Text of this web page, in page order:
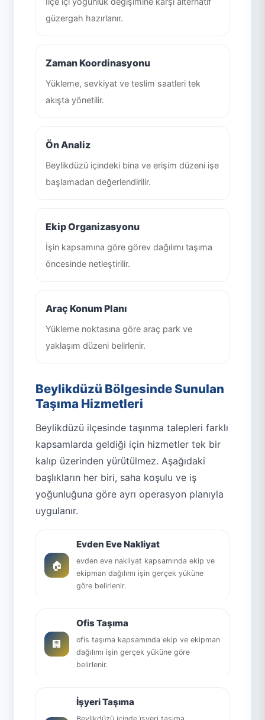
güzergah hazırlanır.
Zaman Koordinasyonu
Yükleme, sevkiyat ve teslim saatleri tek
akışta yönetilir.
Ön Analiz
Beylikdüzü içindeki bina ve erişim düzeni işe
başlamadan değerlendirilir.
Ekip Organizasyonu
İşin kapsamına göre görev dağılımı taşıma
öncesinde netleştirilir.
Araç Konum Planı
Yükleme noktasına göre araç park ve
yaklaşım düzeni belirlenir.
Beylikdüzü Bölgesinde Sunulan
Taşıma Hizmetleri
Beylikdüzü ilçesinde taşınma talepleri farklı
kapsamlarda geldiği için hizmetler tek bir
kalıp üzerinden yürütülmez. Aşağıdaki
başlıkların her biri, saha koşulu ve iş
yoğunluğuna göre ayrı operasyon planıyla
uygulanır.
🏠
Evden Eve Nakliyat
evden eve nakliyat kapsamında ekip ve
ekipman dağılımı işin gerçek yüküne
göre belirlenir.
🏢
Ofis Taşıma
ofis taşıma kapsamında ekip ve ekipman
dağılımı işin gerçek yüküne göre
belirlenir.
İşyeri Taşıma